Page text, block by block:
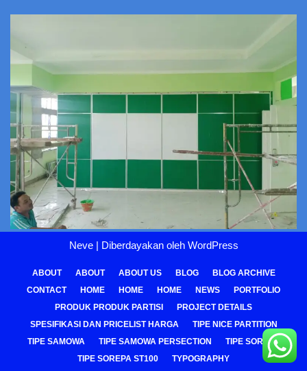
Neve| Diberdayakan oleh WordPress
ABOUT ABOUT ABOUT US BLOG
BLOG ARCHIVE
CONTACT
HOME HOME HOME NEWS
PORTFOLIO
PRODUK PRODUK PARTISI
PROJECT DETAILS
SPESIFIKASI DAN PRICELIST HARGA
TIPE NICE PARTITION
TIPE SAMOWA
TIPE SAMOWA PERSECTION
TIPE SOREPA
TIPE SOREPA ST100
TYPOGRAPHY